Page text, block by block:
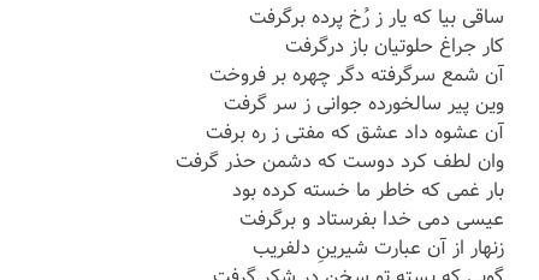
ساقی بیا که یار ز رُخ پرده برگرفت
کار جراغ حلوتیان باز درگرفت
آن شمع سرگرفته دگر چهره بر فروخت
وین پیر سالخورده جوانی ز سر گرفت
آن عشوه داد عشق که مفتی ز ره برفت
وان لطف کرد دوست که دشمن حذر گرفت
بار غمی که خاطر ما خسته کرده بود
عیسی دمی خدا بفرستاد و برگرفت
زنهار از آن عبارت شیرینِ دلفریب